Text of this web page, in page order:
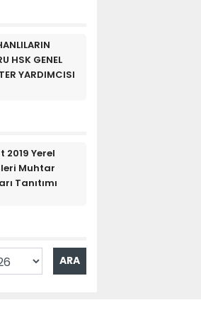
HSK GENEL
YARDIMCISI
2019 Yerel
Muhtar
Tanıtımı